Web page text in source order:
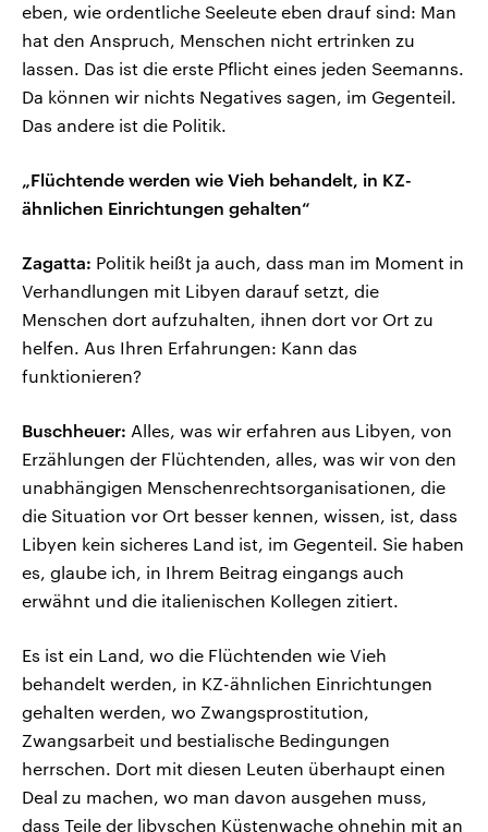
eben, wie ordentliche Seeleute eben drauf sind: Man
hat den Anspruch, Menschen nicht ertrinken zu
lassen. Das ist die erste Pflicht eines jeden Seemanns.
Da können wir nichts Negatives sagen, im Gegenteil.
Das andere ist die Politik.
„Flüchtende werden wie Vieh behandelt, in KZ-
ähnlichen Einrichtungen gehalten“
Zagatta: Politik heißt ja auch, dass man im Moment in
Verhandlungen mit Libyen darauf setzt, die
Menschen dort aufzuhalten, ihnen dort vor Ort zu
helfen. Aus Ihren Erfahrungen: Kann das
funktionieren?
Buschheuer: Alles, was wir erfahren aus Libyen, von
Erzählungen der Flüchtenden, alles, was wir von den
unabhängigen Menschenrechtsorganisationen, die
die Situation vor Ort besser kennen, wissen, ist, dass
Libyen kein sicheres Land ist, im Gegenteil. Sie haben
es, glaube ich, in Ihrem Beitrag eingangs auch
erwähnt und die italienischen Kollegen zitiert.
Es ist ein Land, wo die Flüchtenden wie Vieh
behandelt werden, in KZ-ähnlichen Einrichtungen
gehalten werden, wo Zwangsprostitution,
Zwangsarbeit und bestialische Bedingungen
herrschen. Dort mit diesen Leuten überhaupt einen
Deal zu machen, wo man davon ausgehen muss,
dass Teile der libyschen Küstenwache ohnehin mit an